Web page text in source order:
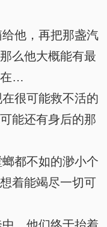
他，再把那盏汽
么他大概能有最
在…
很可能救不活的
能还有身后的那
都不如的渺小个
着能竭尽一切可